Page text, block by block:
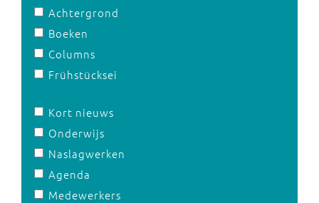
Achtergrond
Boeken
Columns
Frühstücksei
Kort nieuws
Onderwijs
Naslagwerken
Agenda
Medewerkers